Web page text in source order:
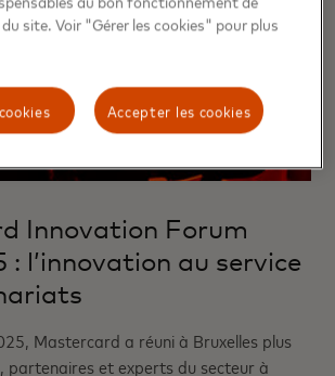
Innovation Forum
: l’innovation au service
Mastercard a réuni à Bruxelles plus
partenaires et experts du secteur à
site. Voir "Gérer les cookies" pour plus
Accepter les cookies